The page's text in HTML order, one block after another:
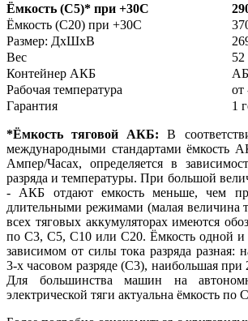
Ёмкость (С5)* при +30С
Ёмкость (С20) при +30С
Размер: ДхШхВ
Вес
52
Контейнер АКБ
Рабочая температура
от
Гарантия
1
*Ёмкость тяговой АКБ:В
международными стандартами ёмкость
Ампер/Часах, определяется в
разряда и температуры. При большой
- АКБ отдают емкость меньше, чем
длительными режимами (малая величина
всех тяговых аккумуляторах имеются
по С3, С5, С10 или С20. Ёмкость одной и
зависимом от силы тока разряда разная:
3-х часовом разряде (С3), наибольшая при
Для большинства машин на
электрической тяги актуальна ёмкость по